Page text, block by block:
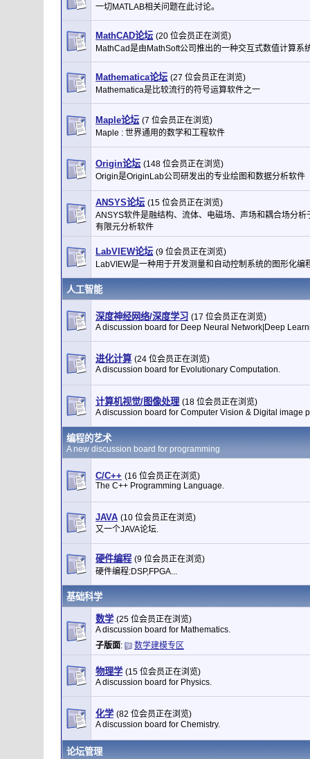
一切MATLAB相关问题在此讨论。
MathCAD论坛 (20 位会员正在浏览)
MathCad是由MathSoft公司推出的一种交互式数值计算系
Mathematica论坛 (27 位会员正在浏览)
Mathematica是比较流行的符号运算软件之一
Maple论坛 (7 位会员正在浏览)
Maple : 世界通用的数学和工程软件
Origin论坛 (148 位会员正在浏览)
Origin是OriginLab公司研发出的专业绘图和数据分析软件
ANSYS论坛 (15 位会员正在浏览)
ANSYS软件是融结构、流体、电磁场、声场和耦合场分析
有限元分析软件
LabVIEW论坛 (9 位会员正在浏览)
LabVIEW是一种用于开发测量和自动控制系统的图形化编
人工智能
深度神经网络/深度学习 (17 位会员正在浏览)
A discussion board for Deep Neural Network|Deep
进化计算 (24 位会员正在浏览)
A discussion board for Evolutionary Computation.
计算机视觉/图像处理 (18 位会员正在浏览)
A discussion board for Computer Vision & Digital image
编程的艺术
A new discussion board for programming
C/C++ (16 位会员正在浏览)
The C++ Programming Language.
JAVA (10 位会员正在浏览)
又一个JAVA论坛.
硬件编程 (9 位会员正在浏览)
硬件编程:DSP,FPGA...
基础科学
数学 (25 位会员正在浏览)
A discussion board for Mathematics.
子版面: 数学建模专区
物理学 (15 位会员正在浏览)
A discussion board for Physics.
化学 (82 位会员正在浏览)
A discussion board for Chemistry.
论坛管理